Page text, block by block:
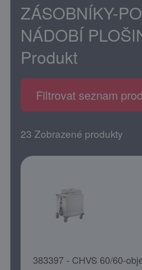
ZÁSOBNÍKY-
NÁDOBÍ
Produkt
Filtrovat seznam
23 Zobrazené produkty
383397 - CHVS 60/60-